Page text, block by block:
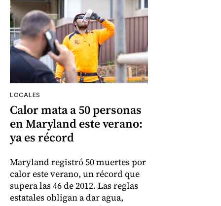
LOCALES
Calor mata a 50 personas
en Maryland este verano:
ya es récord
Maryland registró 50 muertes por
calor este verano, un récord que
supera las 46 de 2012. Las reglas
estatales obligan a dar agua,